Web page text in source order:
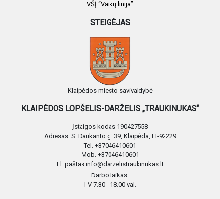
VŠĮ “Vaikų linija”
STEIGĖJAS
Klaipėdos miesto savivaldybė
KLAIPĖDOS LOPŠELIS-DARŽELIS „TRAUKINUKAS“
Įstaigos kodas 190427558
Adresas: S. Daukanto g. 39, Klaipėda, LT-92229
Tel. +37046410601
Mob. +37046410601
El. paštas info@darzelistraukinukas.lt
Darbo laikas:
I-V 7.30 - 18.00 val.